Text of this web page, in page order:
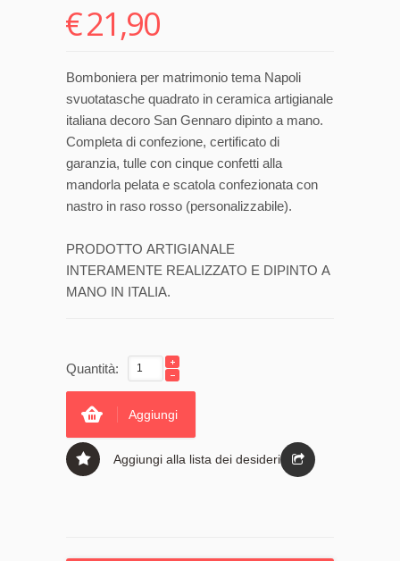
€21,90
Bomboniera per matrimonio tema Napoli
svuotatasche quadrato in ceramica artigianale
italiana decoro San Gennaro dipinto a mano.
Completa di confezione, certificato di
garanzia, tulle con cinque confetti alla
mandorla pelata e scatola confezionata con
nastro in raso rosso (personalizzabile).
PRODOTTO ARTIGIANALE
INTERAMENTE REALIZZATO E DIPINTO A
MANO IN ITALIA.
Quantità:
Aggiungi
Aggiungi alla lista dei desideri